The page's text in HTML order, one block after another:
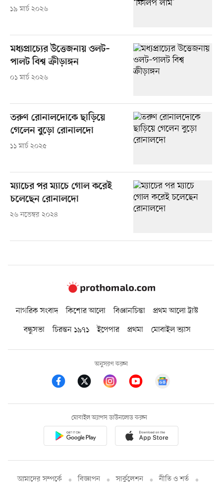
১৯ মার্চ ২০২৬
মধ্যপ্রাচ্যের উত্তেজনায় ওলট–
পালট বিশ্ব ক্রীড়াঙ্গন
০১ মার্চ ২০২৬
তরুণ রোনালদোকে ছাড়িয়ে
গেলেন বুড়ো রোনালদো
১১ মার্চ ২০২৫
ম্যাচের পর ম্যাচে গোল করেই
চলেছেন রোনালদো
২৬ নভেম্বর ২০২৪
নাগরিক সংবাদ কিশোর আলো বিজ্ঞানচিন্তা
প্রথম আলো ট্রাস্ট
বন্ধুসভা
চিরন্তন ১৯৭১ ইপেপার প্রথমা মোবাইল ভ্যাস
অনুসরণ করুন
মোবাইল অ্যাপস ডাউনলোড করুন
আমাদের সম্পর্কে বিজ্ঞাপন সার্কুলেশন নীতি ও শর্ত